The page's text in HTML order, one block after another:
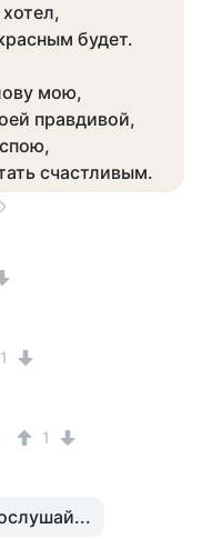
будет.
мою,
правдивой,
счастливым.
1
1